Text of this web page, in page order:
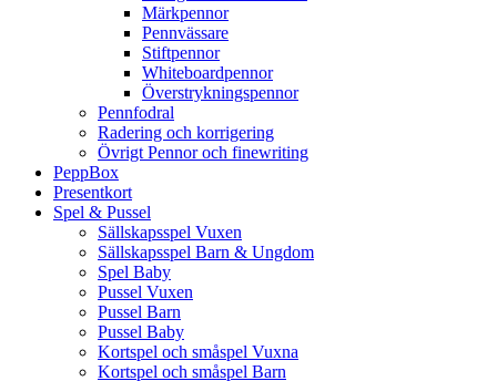
Märkpennor
Pennvässare
Stiftpennor
Whiteboardpennor
Överstrykningspennor
Pennfodral
Radering och korrigering
Övrigt Pennor och finewriting
PeppBox
Presentkort
Spel & Pussel
Sällskapsspel Vuxen
Sällskapsspel Barn & Ungdom
Spel Baby
Pussel Vuxen
Pussel Barn
Pussel Baby
Kortspel och småspel Vuxna
Kortspel och småspel Barn